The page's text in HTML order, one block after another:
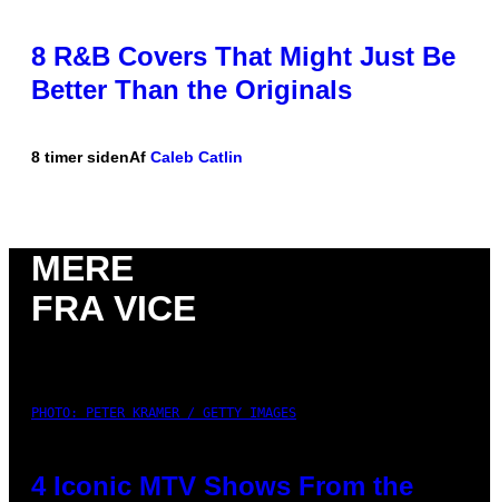
8 R&B Covers That Might Just Be
Better Than the Originals
8 timer sidenAf Caleb Catlin
MERE
FRA VICE
PHOTO: PETER KRAMER / GETTY IMAGES
4 Iconic MTV Shows From the